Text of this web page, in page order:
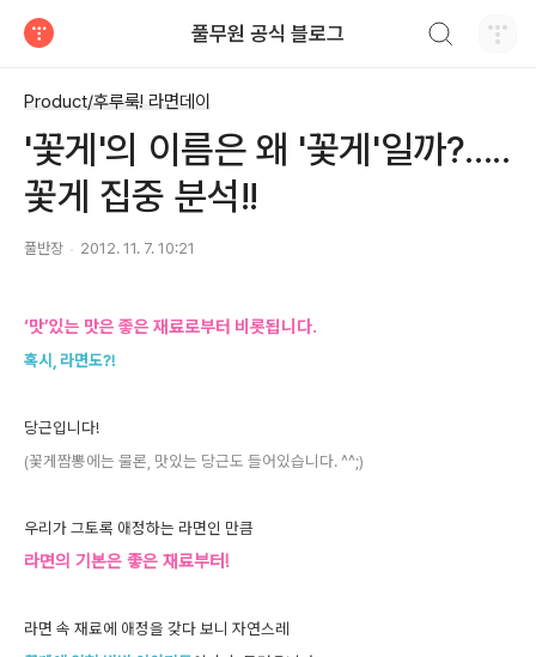
풀무원 공식 블로그
Product/후루룩! 라면데이
'꽃게'의 이름은 왜 '꽃게'일까?.....
꽃게 집중 분석!!
풀반장 2012. 11. 7. 10:21
‘맛’있는 맛은 좋은 재료로부터 비롯됩니다.
혹시, 라면도?!
당근입니다!
(꽃게짬뽕에는 물론, 맛있는 당근도 들어있습니다. ^^;)
우리가 그토록 애정하는 라면인 만큼
라면의 기본은 좋은 재료부터!
라면 속 재료에 애정을 갖다 보니 자연스레